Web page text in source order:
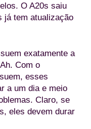
O A20s saiu
já tem atualização
exatamente a
Com o
esses
a um dia e meio
Claro, se
eles devem durar